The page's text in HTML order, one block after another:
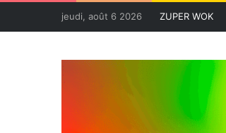
jeudi, août 6 2026 ZUPER WOK